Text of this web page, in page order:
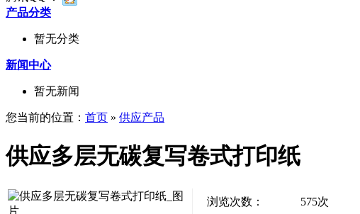
产品分类
暂无分类
新闻中心
暂无新闻
您当前的位置： 首页 » 供应产品
供应多层无碳复写卷式打印纸
浏览次数： 575次